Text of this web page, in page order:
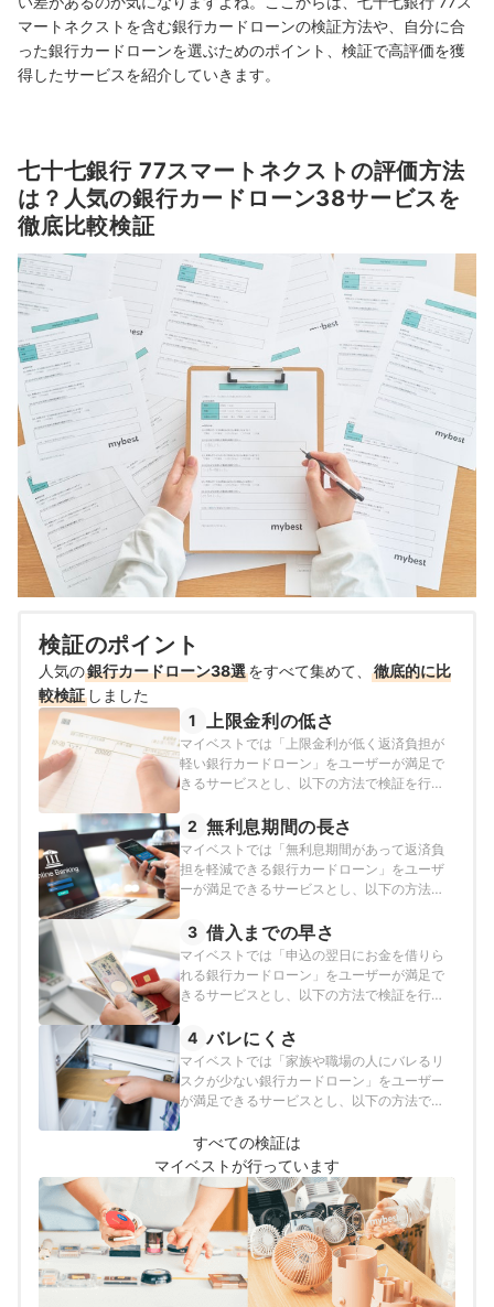
マートネクストを含む銀行カードローンの検証方法や、自分に合
った銀行カードローンを選ぶためのポイント、検証で高評価を獲
得したサービスを紹介していきます。
七十七銀行 77スマートネクストの評価方法
は？人気の銀行カードローン38サービスを
徹底比較検証
検証のポイント
人気の銀行カードローン38選をすべて集めて、
徹底的に比
較検証 しました
1 上限金利の低さ
マイベストでは「上限金利が低く返済負担が
軽い銀行カードローン」をユーザーが満足で
きるサービスとし、以下の方法で検証を行い
証を行っています。
2 無利息期間の長さ
マイベストでは「無利息期間があって返済負
担を軽減できる銀行カードローン」をユーザ
ーが満足できるサービスとし、以下の方法で
報をもとに検証を行っています。
3 借入までの早さ
マイベストでは「申込の翌日にお金を借りら
れる銀行カードローン」をユーザーが満足で
きるサービスとし、以下の方法で検証を行い
検証を行っています。
4 バレにくさ
マイベストでは「家族や職場の人にバレるリ
スクが少ない銀行カードローン」をユーザー
が満足できるサービスとし、以下の方法で検
をもとに検証を行っています。
すべての検証は
マイベストが行っています